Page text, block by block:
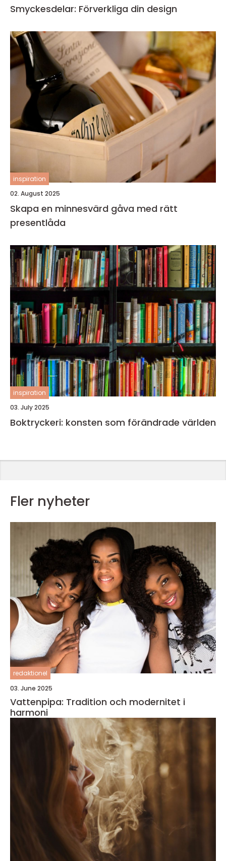
Smyckesdelar: Förverkliga din design
inspiration
02. August 2025
Skapa en minnesvärd gåva med rätt
presentlåda
inspiration
03. July 2025
Boktryckeri: konsten som förändrade världen
Fler nyheter
redaktionel
03. June 2025
Vattenpipa: Tradition och modernitet i
harmoni